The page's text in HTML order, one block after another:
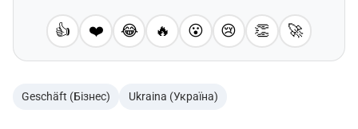
👍 ❤️ 😂 🔥 😮 😢 👏 🚀
Geschäft (Бізнес) Ukraina (Україна)